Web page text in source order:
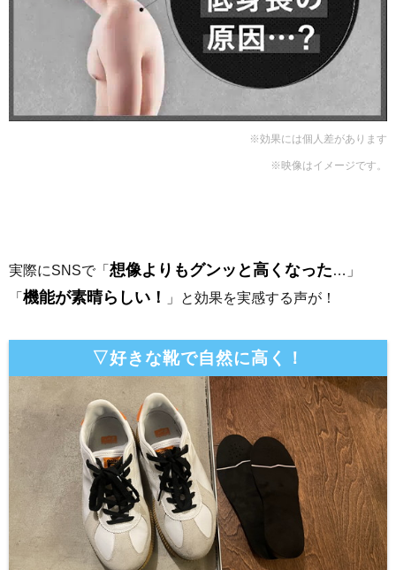
※効果には個人差があります
※映像はイメージです。
実際にSNSで「 想像よりもグンッと高くなった…」
「 機能が素晴らしい！ 」と効果を実感する声が！
▽好きな靴で自然に高く！